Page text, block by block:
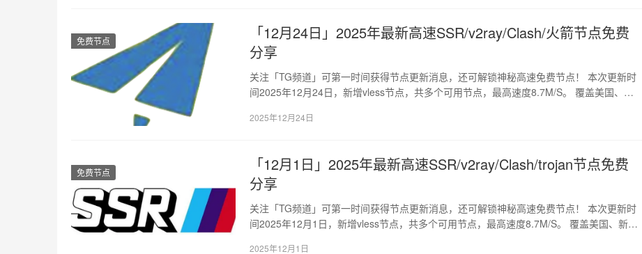
免费节点
「12月24日」2025年最新高速SSR/v2ray/Clash/火箭节点免费
分享
关注「TG频道」可第一时间获得节点更新消息，还可解锁神秘高速免费节点！ 本次更新时
间2025年12月24日，新增vless节点，共多个可用节点，最高速度8.7M/S。 覆盖美国、
2025年12月24日
免费节点
「12月1日」2025年最新高速SSR/v2ray/Clash/trojan节点免费
分享
关注「TG频道」可第一时间获得节点更新消息，还可解锁神秘高速免费节点！ 本次更新时
间2025年12月1日，新增vless节点，共多个可用节点，最高速度8.7M/S。 覆盖美国、新
2025年12月1日